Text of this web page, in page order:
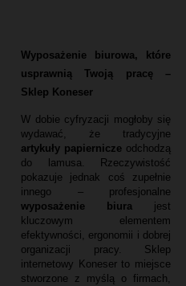
Wyposażenie biurowa, które
usprawnią Twoją pracę –
Sklep Koneser
W dobie cyfryzacji mogłoby się
wydawać,
że tradycyjne
artykuły papiernicze odchodzą
do lamusa. Rzeczywistość
pokazuje jednak coś zupełnie
innego – profesjonalne
wyposażenie biura jest
kluczowym elementem
efektywności, ergonomii i dobrej
organizacji pracy. Sklep
internetowy Koneser to miejsce
stworzone z myślą o firmach,